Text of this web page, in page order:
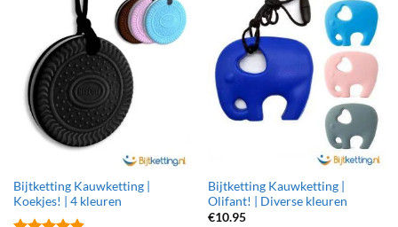
Bijtketting Kauwketting |
Koekjes! | 4 kleuren
Bijtketting Kauwketting |
Olifant! | Diverse kleuren
€10.95